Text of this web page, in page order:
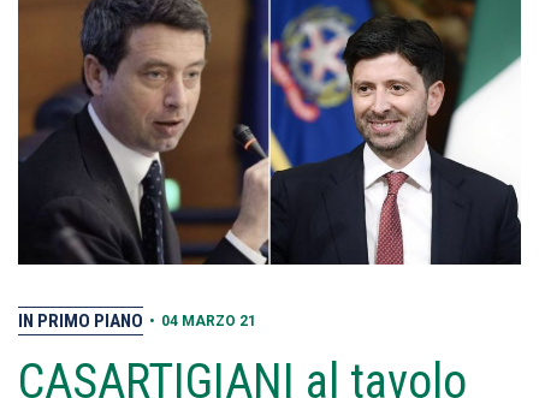
IN PRIMO PIANO • 04 MARZO 21
CASARTIGIANI al tavolo